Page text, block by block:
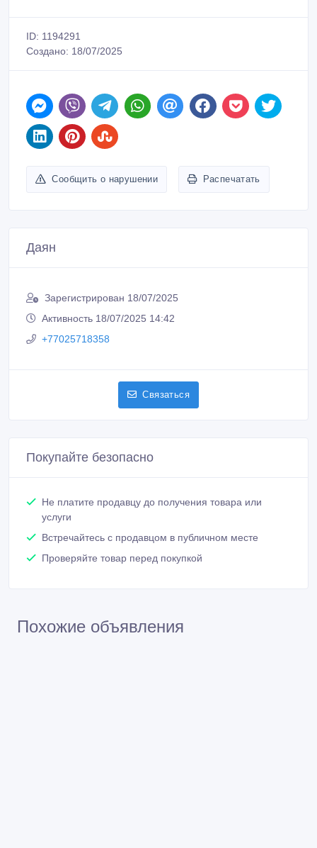
ID: 1194291
Создано: 18/07/2025
Сообщить о нарушении Распечатать
Даян
Зарегистрирован 18/07/2025
Активность 18/07/2025 14:42
+77025718358
Связаться
Покупайте безопасно
Не платите продавцу до получения товара или
услуги
Встречайтесь с продавцом в публичном месте
Проверяйте товар перед покупкой
Похожие объявления